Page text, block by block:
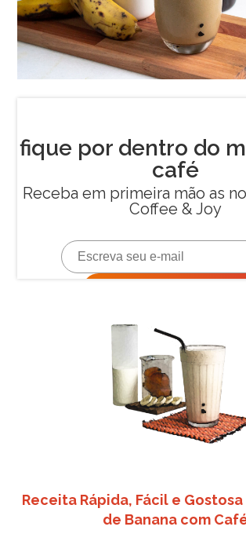
Receita Rápida, Fácil e
de Banana com